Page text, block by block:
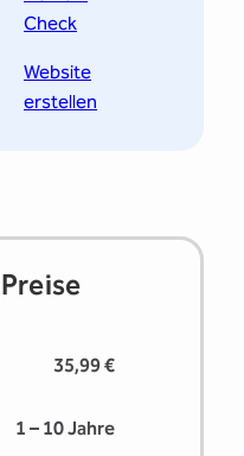
Check
Website
erstellen
35,99 €
1 – 10 Jahre